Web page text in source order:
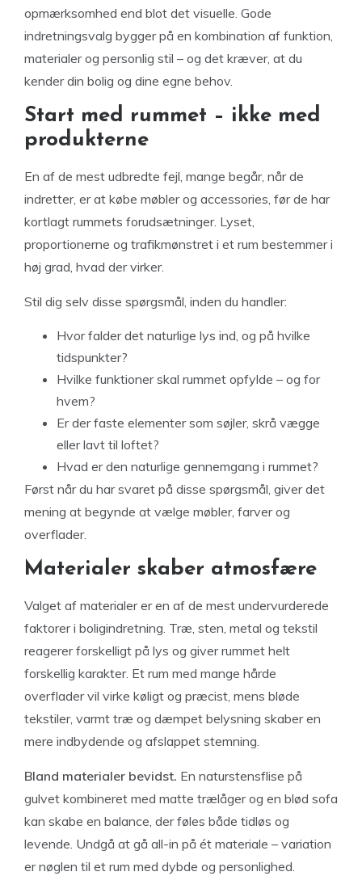
opmærksomhed end blot det visuelle. Gode
indretningsvalg bygger på en kombination af funktion,
materialer og personlig stil – og det kræver, at du
kender din bolig og dine egne behov.
Start med rummet – ikke med
produkterne
En af de mest udbredte fejl, mange begår, når de
indretter, er at købe møbler og accessories, før de har
kortlagt rummets forudsætninger. Lyset,
proportionerne og trafikmønstret i et rum bestemmer i
høj grad, hvad der virker.
Stil dig selv disse spørgsmål, inden du handler:
Hvor falder det naturlige lys ind, og på hvilke
tidspunkter?
Hvilke funktioner skal rummet opfylde – og for
hvem?
Er der faste elementer som søjler, skrå vægge
eller lavt til loftet?
Hvad er den naturlige gennemgang i rummet?
Først når du har svaret på disse spørgsmål, giver det
mening at begynde at vælge møbler, farver og
overflader.
Materialer skaber atmosfære
Valget af materialer er en af de mest undervurderede
faktorer i boligindretning. Træ, sten, metal og tekstil
reagerer forskelligt på lys og giver rummet helt
forskellig karakter. Et rum med mange hårde
overflader vil virke køligt og præcist, mens bløde
tekstiler, varmt træ og dæmpet belysning skaber en
mere indbydende og afslappet stemning.
Bland materialer bevidst. En naturstensflise på
gulvet kombineret med matte trælåger og en blød sofa
kan skabe en balance, der føles både tidløs og
levende. Undgå at gå all-in på ét materiale – variation
er nøglen til et rum med dybde og personlighed.